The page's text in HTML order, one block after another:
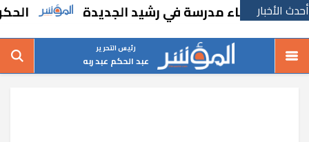
أحدث الأخباربإنشاء مدرسة في رشيد الجديدة
رئيس التحرير
عبد الحكم عبد ربه